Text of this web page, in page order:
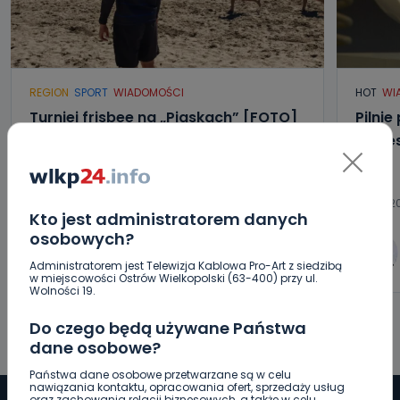
Kto jest administratorem danych
osobowych?
Administratorem jest Telewizja Kablowa Pro-Art z siedzibą
w miejscowości Ostrów Wielkopolski (63-400) przy ul.
Wolności 19.
Do czego będą używane Państwa
dane osobowe?
Państwa dane osobowe przetwarzane są w celu
nawiązania kontaktu, opracowania ofert, sprzedaży usług
REGION SPORT WIADOMOŚCI
Turniej frisbee na „Piaskach” [FOTO]
Aleksandra Barczak
HOT
Pilnie